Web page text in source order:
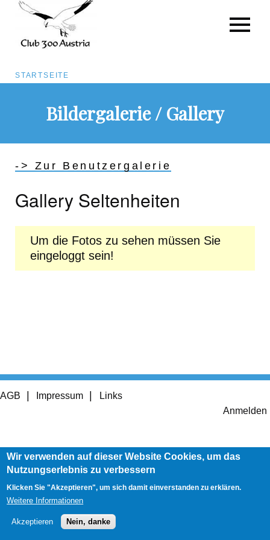
Inhalt
Pfadnavigation
STARTSEITE
Bildergalerie / Gallery
-> Zur Benutzergalerie
Gallery Seltenheiten
Um die Fotos zu sehen müssen Sie
eingeloggt sein!
Footer
AGB Impressum Links
Anmelden
Wir verwenden auf dieser Website Cookies, um das
Nutzungserlebnis zu verbessern
Klicken Sie "Akzeptieren", um sich damit einverstanden zu erklären.
Weitere Informationen
Akzeptieren Nein, danke